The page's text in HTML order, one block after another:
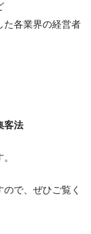
た各業界の経営者
客法
で、ぜひご覧く